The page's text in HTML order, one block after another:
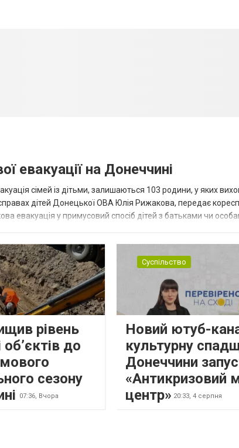
евакуації на Донеччині
сімей із дітьми, залишаються 103 родини, у яких
дітей Донецької ОВА Юлія Рижакова, передає
евакуація у примусовий спосіб дітей з батьками чи
рівень
об’єктів до
сезону
07:36, Вчора
Суспільство
Новий ютуб-
культурну
Донеччини
«Антикризовий
центр» 20:33, 4 серпня